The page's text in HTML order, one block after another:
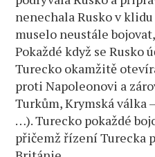
nenechala Rusko v
muselo neustále
Pokaždé když se Rusko
Turecko okamžitě
proti Napoleonovi a
Turkům, Krymská válka
…). Turecko pokaždé
přičemž řízení Turecka